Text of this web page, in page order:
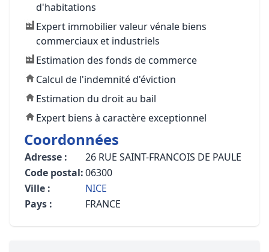
d'habitations
Expert immobilier valeur vénale biens
commerciaux et industriels
Estimation des fonds de commerce
Calcul de l'indemnité d'éviction
Estimation du droit au bail
Expert biens à caractère exceptionnel
Coordonnées
Adresse :
26 RUE SAINT-FRANCOIS DE PAULE
Code postal:06300
Ville :
NICE
Pays :
FRANCE